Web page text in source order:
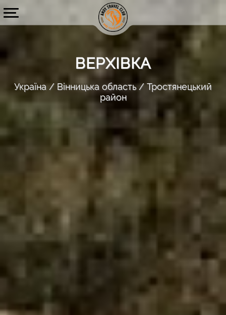
ВЕРХІВКА
Україна Вінницька область
Тростянецький
район